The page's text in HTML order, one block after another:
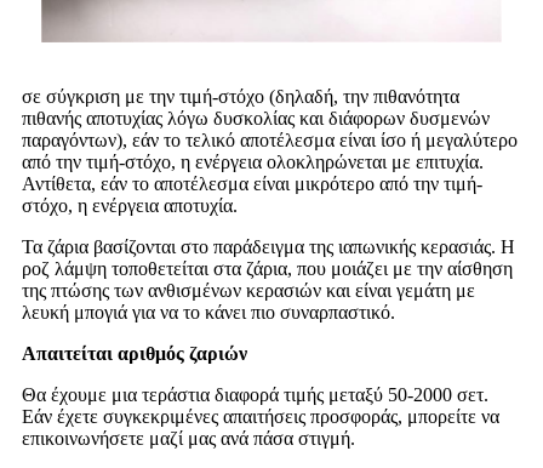
σε σύγκριση με την τιμή-στόχο (δηλαδή, την πιθανότητα
πιθανής αποτυχίας λόγω δυσκολίας και διάφορων δυσμενών
παραγόντων), εάν το τελικό αποτέλεσμα είναι ίσο ή μεγαλύτερο
από την τιμή-στόχο, η ενέργεια ολοκληρώνεται με επιτυχία.
Αντίθετα, εάν το αποτέλεσμα είναι μικρότερο από την τιμή-
στόχο, η ενέργεια αποτυχία.
Τα ζάρια βασίζονται στο παράδειγμα της ιαπωνικής κερασιάς. Η
ροζ λάμψη τοποθετείται στα ζάρια, που μοιάζει με την αίσθηση
της πτώσης των ανθισμένων κερασιών και είναι γεμάτη με
λευκή μπογιά για να το κάνει πιο συναρπαστικό.
Απαιτείται αριθμός ζαριών
Θα έχουμε μια τεράστια διαφορά τιμής μεταξύ 50-2000 σετ.
Εάν έχετε συγκεκριμένες απαιτήσεις προσφοράς, μπορείτε να
επικοινωνήσετε μαζί μας ανά πάσα στιγμή.